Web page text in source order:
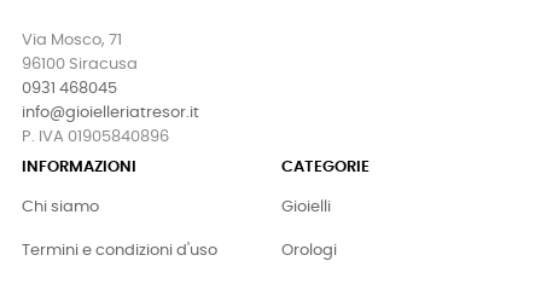
Via Mosco, 71
96100 Siracusa
0931 468045
info@gioielleriatresor.it
P. IVA 01905840896
INFORMAZIONI
Chi siamo
Termini e condizioni d'uso
CATEGORIE
Gioielli
Orologi